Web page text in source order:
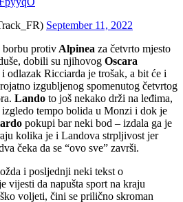
September 11, 2022
borbu protiv Alpinea za četvrto mjesto
dobili su njihovog Oscara
odlazak Ricciarda je trošak, a bit će i
izgubljenog spomenutog četvrtog
Lando to još nekako drži na leđima,
tempo bolida u Monzi i dok je
pokupi bar neki bod – izdala ga je
kolika je i Landova strpljivost jer
čeka da se “ovo sve” završi.
i posljednji neki tekst o
vijesti da napušta sport na kraju
voljeti, čini se prilično skroman